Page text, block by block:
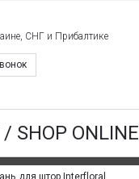
СНГ и Прибалтике
SHOP ONLINE
для штор Interfloral